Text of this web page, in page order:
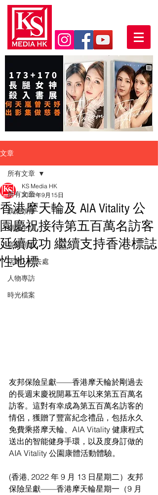
文章
所有文章
娛樂頭條
潮流生活
音樂頻道
活動・好去處
人物專訪
時光檔案
所有文章
香港摩天輪及 AIA Vitality 公
園慶祝接待第五百萬名訪客
延續成功 繼續支持香港標誌
性地標
KS Media HK
2022年9月15日
友邦保險呈獻——香港摩天輪於剛過去
的長週末慶祝開幕五年以來第五百萬名
訪客。這對有幸成為第五百萬名訪客的
情侶，獲贈了豐富紀念禮品，包括永久
免費乘搭摩天輪、AIA Vitality 健康程式
送出的智能健身手環，以及度身訂做的
AIA Vitality 公園康體活動體驗。
(香港, 2022 年 9 月 13 日星期二）友邦
保險呈獻——香港摩天輪星期一（9 月